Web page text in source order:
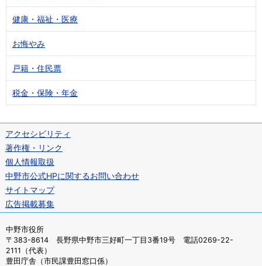
健康・福祉・医療
お悔やみ
戸籍・住民票
税金・保険・年金
アクセシビリティ
著作権・リンク
個人情報取扱
中野市公式HPに関するお問い合わせ
サイトマップ
広告掲載募集
中野市役所
〒383-8614 長野県中野市三好町一丁目3番19号 電話0269-22-
2111（代表）
豊田庁舎（市民課豊田窓口係）